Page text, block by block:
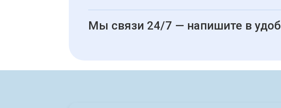
Мы связи 24/7 — напишите в